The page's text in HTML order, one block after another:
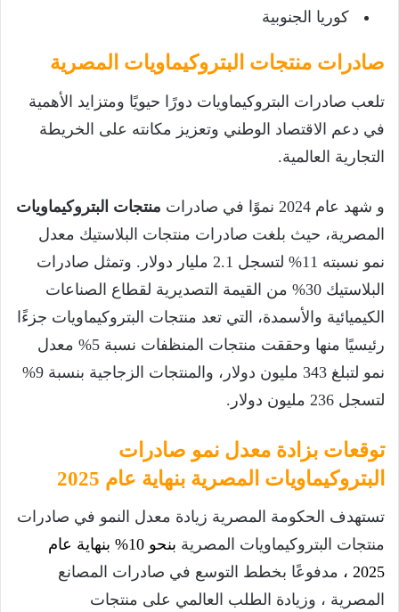
كوريا الجنوبية
صادرات منتجات البتروكيماويات المصرية
تلعب صادرات البتروكيماويات دورًا حيويًا ومتزايد الأهمية
في دعم الاقتصاد الوطني وتعزيز مكانته على الخريطة
التجارية العالمية.
و شهد عام 2024 نموًا في صادرات
منتجات البتروكيماويات
المصرية، حيث بلغت صادرات منتجات البلاستيك معدل
نمو نسبته 11% لتسجل 2.1 مليار دولار. وتمثل صادرات
البلاستيك 30% من القيمة التصديرية لقطاع الصناعات
الكيميائية والأسمدة، التي تعد منتجات البتروكيماويات جزءًا
رئيسيًا منها وحققت منتجات المنظفات نسبة 5% معدل
نمو لتبلغ 343 مليون دولار، والمنتجات الزجاجية بنسبة 9%
لتسجل 236 مليون دولار.
توقعات بزادة معدل نمو صادرات
البتروكيماويات المصرية بنهاية عام 2025
تستهدف الحكومة المصرية زيادة معدل النمو في صادرات
منتجات البتروكيماويات المصرية
بنحو 10% بنهاية عام
2025 ،
مدفوعًا بخطط التوسع في صادرات المصانع
المصرية ، وزيادة الطلب العالمي على منتجات